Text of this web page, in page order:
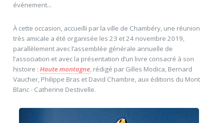
événement...
À cette occasion, accueilli par la ville de Chambéry, une réunion
très amicale a été organisée les 23 et 24 novembre 2019,
parallèlement avec l’assemblée générale annuelle de
l’association et avec la présentation d’un livre consacré à son
histoire : Haute montagne, rédigé par Gilles Modica, Bernard
Vaucher, Philippe Bras et David Chambre, aux éditions du Mont
Blanc - Catherine Destivelle.